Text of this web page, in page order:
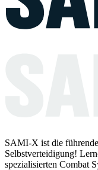
SAMI-X ist die
Selbstverteidigung!
spezialisierten Combat